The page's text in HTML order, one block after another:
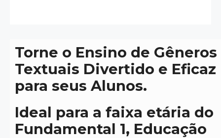
Torne o Ensino de Gêneros
Textuais Divertido e Eficaz
para seus Alunos.
Ideal para a faixa etária do
Fundamental 1, Educação